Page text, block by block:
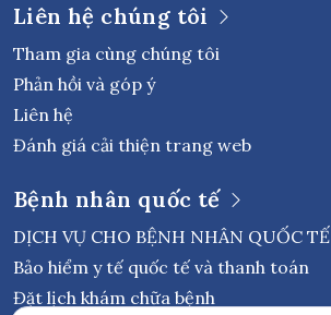
Liên hệ chúng tôi
Tham gia cùng chúng tôi
Phản hồi và góp ý
Liên hệ
Đánh giá cải thiện trang web
Bệnh nhân quốc tế
DỊCH VỤ CHO BỆNH NHÂN QUỐC TẾ
Bảo hiểm y tế quốc tế và thanh toán
Đặt lịch khám chữa bệnh